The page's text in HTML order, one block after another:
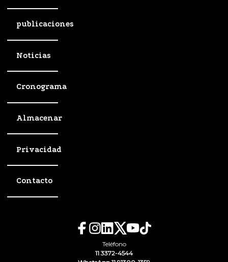
publicaciones
Noticias
Cronograma
Almacenar
Privacidad
Contacto
Teléfono
11 3372-4544